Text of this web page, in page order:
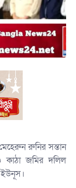
রুনির সন্তান
কাঠা জমির দলিল
ইউনূস।